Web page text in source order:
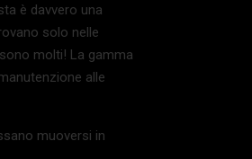
è davvero una
solo nelle
molti! La gamma
alle
muoversi in